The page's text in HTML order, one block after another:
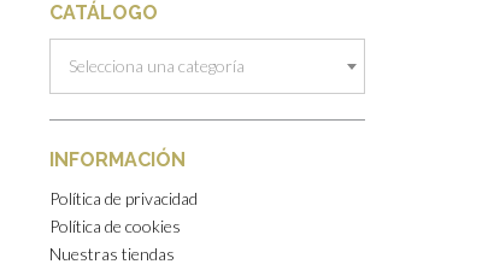
CATÁLOGO
Selecciona una categoría
INFORMACIÓN
Política de privacidad
Política de cookies
Nuestras tiendas